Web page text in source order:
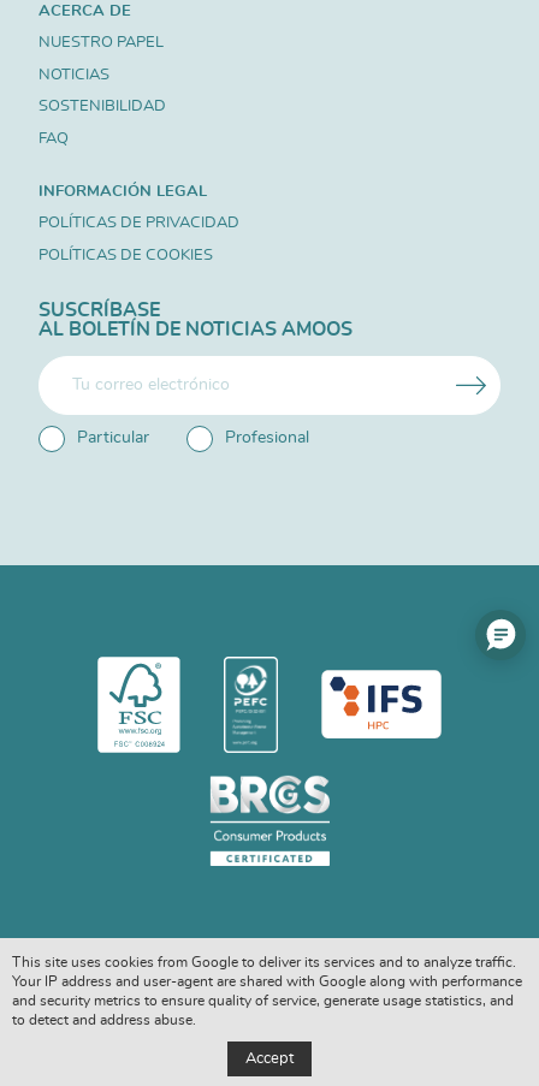
ACERCA DE
NUESTRO PAPEL
NOTICIAS
SOSTENIBILIDAD
FAQ
INFORMACIÓN LEGAL
POLÍTICAS DE PRIVACIDAD
POLÍTICAS DE COOKIES
SUSCRÍBASE
AL BOLETÍN DE NOTICIAS AMOOS
Particular Profesional
COPYRIGHT © 2026. ALL RIGHTS RESERVED
This site uses cookies from Google to deliver its services and to analyze traffic.
Your IP address and user-agent are shared with Google along with performance
and security metrics to ensure quality of service, generate usage statistics, and
to detect and address abuse.
Accept